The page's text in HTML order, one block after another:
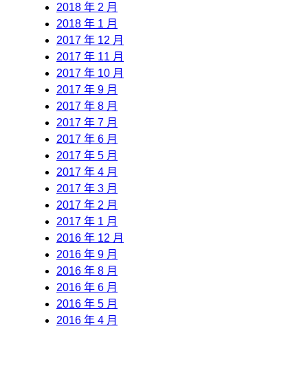
2018 年 2 月
2018 年 1 月
2017 年 12 月
2017 年 11 月
2017 年 10 月
2017 年 9 月
2017 年 8 月
2017 年 7 月
2017 年 6 月
2017 年 5 月
2017 年 4 月
2017 年 3 月
2017 年 2 月
2017 年 1 月
2016 年 12 月
2016 年 9 月
2016 年 8 月
2016 年 6 月
2016 年 5 月
2016 年 4 月